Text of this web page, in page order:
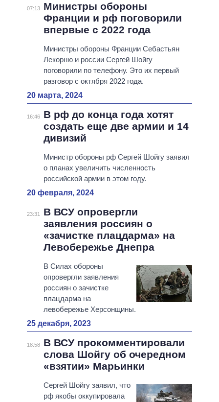
07:13
Министры обороны
Франции и рф поговорили
впервые с 2022 года
Министры обороны Франции Себастьян
Лекорню и россии Сергей Шойгу
поговорили по телефону. Это их первый
разговор с октября 2022 года.
20 марта, 2024
16:46
В рф до конца года хотят
создать еще две армии и 14
дивизий
Министр обороны рф Сергей Шойгу заявил
о планах увеличить численность
российской армии в этом году.
20 февраля, 2024
23:31
В ВСУ опровергли
заявления россиян о
«зачистке плацдарма» на
Левобережье Днепра
В Силах обороны
опровергли заявления
россиян о зачистке
плацдарма на
левобережье Херсонщины.
25 декабря, 2023
18:58
В ВСУ прокомментировали
слова Шойгу об очередном
«взятии» Марьинки
Сергей Шойгу заявил, что
рф якобы оккупировала